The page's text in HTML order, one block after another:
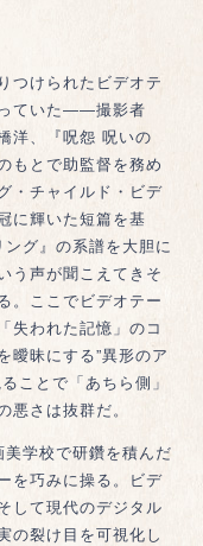
つけられたビデオテ
ていた――撮影者
洋、『呪怨 呪いの
もとで助監督を務め
・チャイルド・ビデ
に輝いた短篇を基
グ』の系譜を大胆に
う声が聞こえてきそ
。ここでビデオテー
失われた記憶」のコ
曖昧にする”異形のア
ことで「あちら側」
さは抜群だ。
学校で研鑽を積んだ
を巧みに操る。ビデ
して現代のデジタル
の裂け目を可視化し